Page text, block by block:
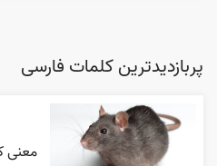
پربازدیدترین کلمات فارسی
معنی